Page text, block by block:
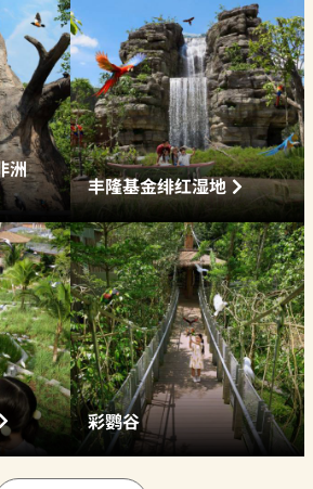
洲
丰隆基金绯红湿地
彩鹦谷